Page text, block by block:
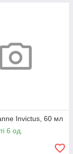
Invictus, 60 мл
6 од.